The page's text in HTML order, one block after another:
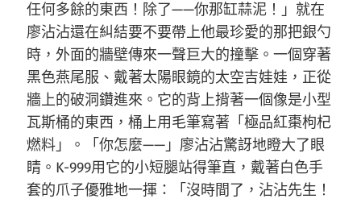
任何多餘的東西！除了——你那缸蒜泥！」就在
廖沾沾還在糾結要不要帶上他最珍愛的那把銀勺
時，外面的牆壁傳來一聲巨大的撞擊。一個穿著
黑色燕尾服、戴著太陽眼鏡的太空吉娃娃，正從
牆上的破洞鑽進來。它的背上揹著一個像是小型
瓦斯桶的東西，桶上用毛筆寫著「極品紅棗枸杞
燃料」。「你怎麼——」廖沾沾驚訝地瞪大了眼
睛。K-999用它的小短腿站得筆直，戴著白色手
套的爪子優雅地一揮：「沒時間了，沾沾先生！